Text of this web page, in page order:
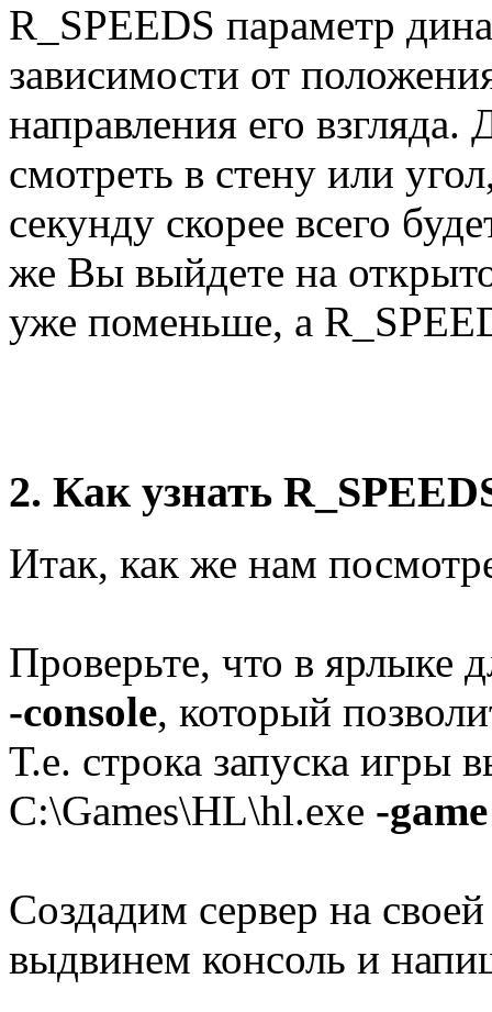
R_SPEEDS параметр
зависимости от
направления его
смотреть в стену или
секунду скорее всего
же Вы выйдете на
уже поменьше, а
2. Как узнать
Итак, как же нам
Проверьте, что в ярлыке
-console, который
Т.е. строка запуска игры
C:\Games\HL\hl.exe -
Создадим сервер на
выдвинем консоль и